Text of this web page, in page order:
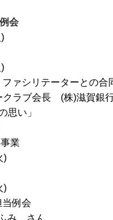
会
ァシリテーターとの合
クラブ会長 (株)滋賀銀
思い」
業
)
)
例会
み さん